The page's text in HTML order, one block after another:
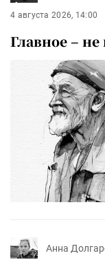
4 августа 2026, 14:00
Главное – не
Анна